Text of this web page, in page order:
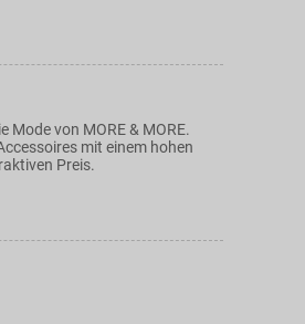
Mode von MORE & MORE.
mit einem hohen
Preis.